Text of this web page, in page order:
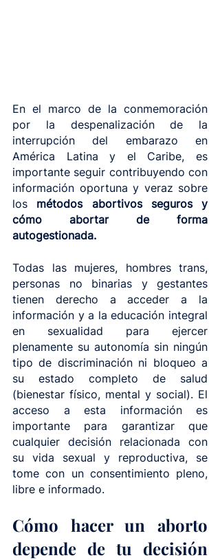
En el marco de la conmemoración
por la despenalización de la
interrupción del embarazo en
América Latina y el Caribe, es
importante seguir contribuyendo con
información oportuna y veraz sobre
los métodos abortivos seguros y
cómo abortar de forma
autogestionada.
Todas las mujeres, hombres trans,
personas no binarias y gestantes
tienen derecho a acceder a la
información y a la educación integral
en sexualidad para ejercer
plenamente su autonomía sin ningún
tipo de discriminación ni bloqueo a
su estado completo de salud
(bienestar físico, mental y social). El
acceso a esta información es
importante para garantizar que
cualquier decisión relacionada con
su vida sexual y reproductiva, se
tome con un consentimiento pleno,
libre e informado.
Cómo hacer un aborto
depende de tu decisión